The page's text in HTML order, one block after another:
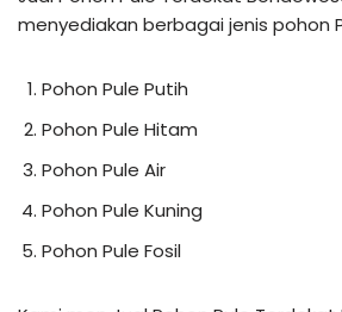
menyediakan berbagai jenis pohon
Pohon Pule Putih
Pohon Pule Hitam
Pohon Pule Air
Pohon Pule Kuning
Pohon Pule Fosil